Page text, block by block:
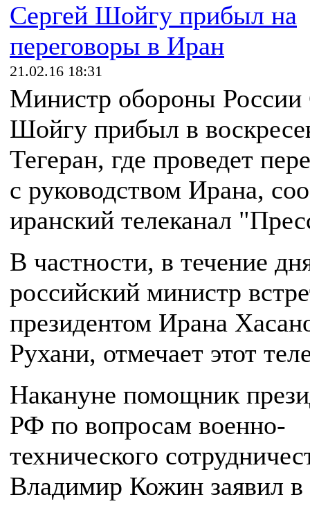
Сергей Шойгу прибыл на
переговоры в Иран
21.02.16 18:31
Министр обороны России
Шойгу прибыл в
Тегеран, где проведет
с руководством Ирана,
иранский телеканал
В частности, в течение
российский министр
президентом Ирана
Рухани, отмечает этот
Накануне помощник
РФ по вопросам военно-
технического
Владимир Кожин заявил в